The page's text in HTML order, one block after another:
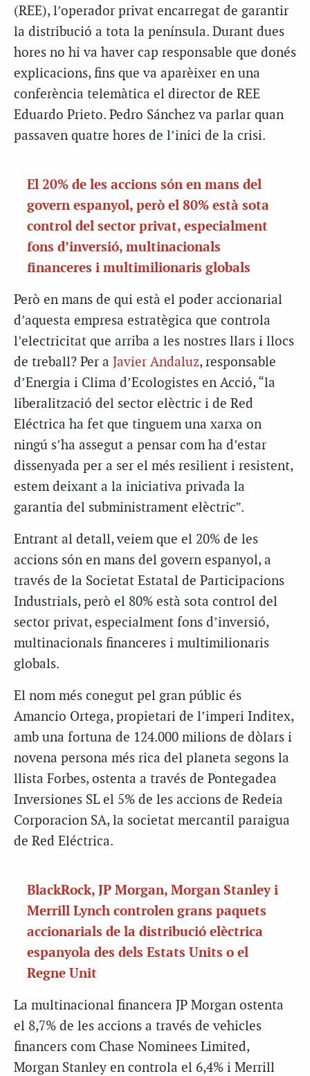
(REE), l’operador privat encarregat de garantir
la distribució a tota la península. Durant dues
hores no hi va haver cap responsable que donés
explicacions, fins que va aparèixer en una
conferència telemàtica el director de REE
Eduardo Prieto. Pedro Sánchez va parlar quan
passaven quatre hores de l’inici de la crisi.
El 20% de les accions són en mans del
govern espanyol, però el 80% està sota
control del sector privat, especialment
fons d’inversió, multinacionals
financeres i multimilionaris globals
Però en mans de qui està el poder accionarial
d’aquesta empresa estratègica que controla
l’electricitat que arriba a les nostres llars i llocs
de treball? Per a Javier Andaluz, responsable
d’Energia i Clima d’Ecologistes en Acció, “la
liberalització del sector elèctric i de Red
Eléctrica ha fet que tinguem una xarxa on
ningú s’ha assegut a pensar com ha d’estar
dissenyada per a ser el més resilient i resistent,
estem deixant a la iniciativa privada la
garantia del subministrament elèctric”.
Entrant al detall, veiem que el 20% de les
accions són en mans del govern espanyol, a
través de la Societat Estatal de Participacions
Industrials, però el 80% està sota control del
sector privat, especialment fons d’inversió,
multinacionals financeres i multimilionaris
globals.
El nom més conegut pel gran públic és
Amancio Ortega, propietari de l’imperi Inditex,
amb una fortuna de 124.000 milions de dòlars i
novena persona més rica del planeta segons la
llista Forbes, ostenta a través de Pontegadea
Inversiones SL el 5% de les accions de Redeia
Corporacion SA, la societat mercantil paraigua
de Red Eléctrica.
BlackRock, JP Morgan, Morgan Stanley i
Merrill Lynch controlen grans paquets
accionarials de la distribució elèctrica
espanyola des dels Estats Units o el
Regne Unit
La multinacional financera JP Morgan ostenta
el 8,7% de les accions a través de vehicles
financers com Chase Nominees Limited,
Morgan Stanley en controla el 6,4% i Merrill